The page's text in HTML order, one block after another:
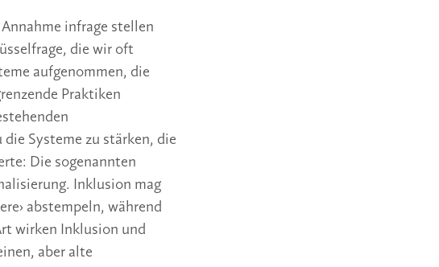
infrage stellen
die wir oft
aufgenommen, die
Praktiken
Systeme zu stärken, die
Die sogenannten
Inklusion mag
abstempeln, während
wirken Inklusion und
aber alte